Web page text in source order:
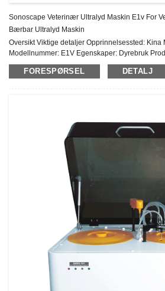
Sonoscape Veterinær Ultralyd Maskin E1v For
Bærbar Ultralyd Maskin
Oversikt Viktige detaljer Opprinnelsessted: Kina
Modellnummer: E1V Egenskaper: Dyrebruk
doppler Sonoscape E1 Harddisk: 500G Skjerm:
høy oppløsning DICOM 3.0: Lagre, Send
FORESPØRSEL DETALJ